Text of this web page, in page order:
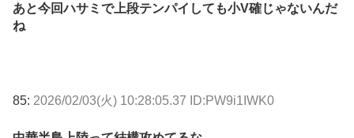
あと今回ハサミで上段テンパイしても小V確じゃないんだ
ね
85: 2026/02/03(火) 10:28:05.37 ID:PW9i1IWK0